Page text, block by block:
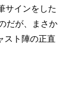
サインをした
だが、まさか
スト陣の正直